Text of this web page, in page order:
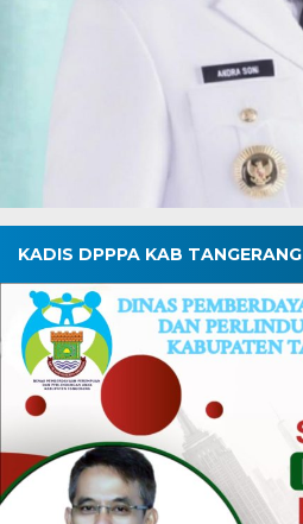
KADIS DPPPA KAB TANGERANG